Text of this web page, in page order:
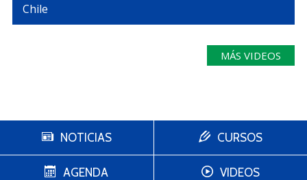
Chile
MÁS VIDEOS
NOTICIAS
AGENDA
CURSOS
VIDEOS